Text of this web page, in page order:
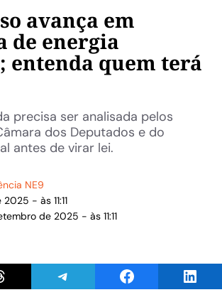
avança em
de energia
entenda quem terá
precisa ser analisada pelos
dos Deputados e do
antes de virar lei.
NE9
- às 11:11
de 2025 - às 11:11
Share on ThreadsShare on TelegramShare on Facebook